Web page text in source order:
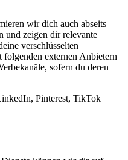
wir dich auch abseits
und zeigen dir relevante
verschlüsselten
folgenden externen Anbietern
sofern du deren
Pinterest, TikTok